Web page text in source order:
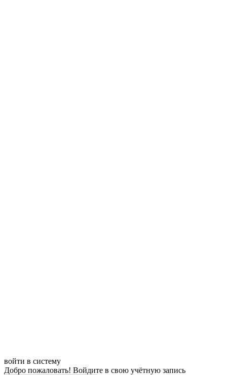
войти в систему
Добро пожаловать! Войдите в свою учётную запись